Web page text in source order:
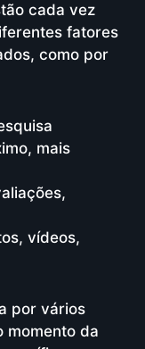
cada vez
fatores
como por
mais
vídeos,
por vários
momento da